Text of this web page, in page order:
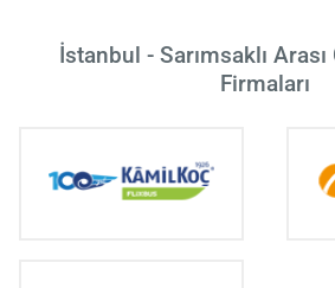
İstanbul - Sarımsaklı
Firmaları